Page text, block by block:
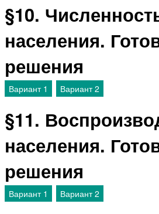
§10.
населения.
решения
Вариант 1 Вариант 2
§11.
населения.
решения
Вариант 1 Вариант 2